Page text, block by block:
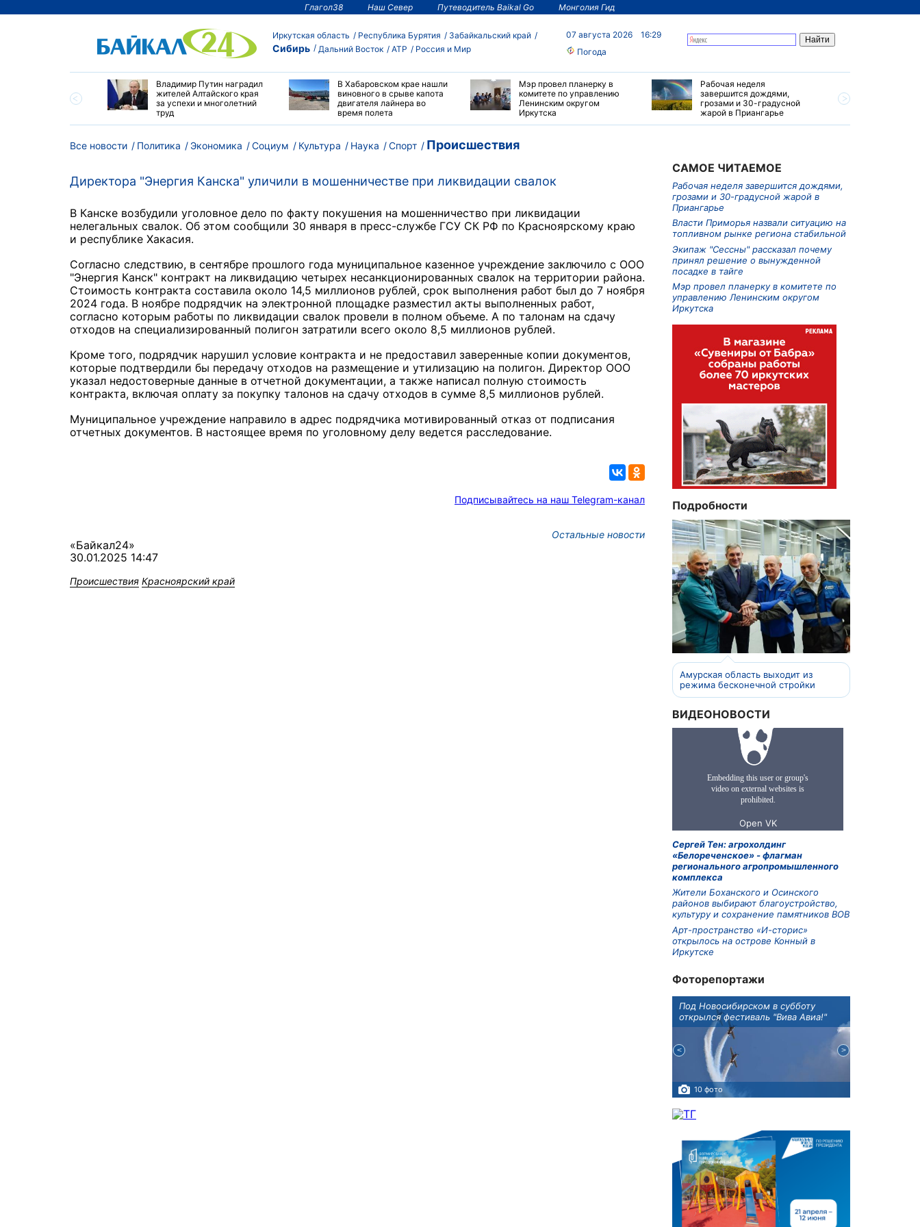
Глагол38 Наш Север Путеводитель Baikal Go Монголия Гид
Иркутская область Республика Бурятия Забайкальский край
Сибирь Дальний Восток АТР Россия и Мир
07 августа 2026
16:29
Погода
Байкале - новая
Владимир Путин наградил
жителей Алтайского края
за успехи и многолетний
труд
В Хабаровском крае нашли
виновного в срыве капота
двигателя лайнера во
время полета
Мэр провел планерку в
комитете по управлению
Ленинским округом
Иркутска
Рабочая неделя
завершится дождями,
грозами и 30-градусной
жарой в Приангарье
Все новости Политика Экономика Социум Культура Наука Спорт Происшествия
Директора "Энергия Канска" уличили в мошенничестве при ликвидации свалок
В Канске возбудили уголовное дело по факту покушения на мошенничество при ликвидации
нелегальных свалок. Об этом сообщили 30 января в пресс-службе ГСУ СК РФ по Красноярскому краю
и республике Хакасия.
Согласно следствию, в сентябре прошлого года муниципальное казенное учреждение заключило с ООО
"Энергия Канск" контракт на ликвидацию четырех несанкционированных свалок на территории района.
Стоимость контракта составила около 14,5 миллионов рублей, срок выполнения работ был до 7 ноября
2024 года. В ноябре подрядчик на электронной площадке разместил акты выполненных работ,
согласно которым работы по ликвидации свалок провели в полном объеме. А по талонам на сдачу
отходов на специализированный полигон затратили всего около 8,5 миллионов рублей.
Кроме того, подрядчик нарушил условие контракта и не предоставил заверенные копии документов,
которые подтвердили бы передачу отходов на размещение и утилизацию на полигон. Директор ООО
указал недостоверные данные в отчетной документации, а также написал полную стоимость
контракта, включая оплату за покупку талонов на сдачу отходов в сумме 8,5 миллионов рублей.
Муниципальное учреждение направило в адрес подрядчика мотивированный отказ от подписания
отчетных документов. В настоящее время по уголовному делу ведется расследование.
Подписывайтесь на наш Telegram-канал
Остальные новости
«Байкал24»
30.01.2025 14:47
Происшествия Красноярский край
САМОЕ ЧИТАЕМОЕ
Рабочая неделя завершится дождями,
грозами и 30-градусной жарой в
Приангарье
Власти Приморья назвали ситуацию на
топливном рынке региона стабильной
Экипаж "Сессны" рассказал почему
принял решение о вынужденной
посадке в тайге
Мэр провел планерку в комитете по
управлению Ленинским округом
Иркутска
Подробности
Амурская область выходит из
режима бесконечной стройки
ВИДЕОНОВОСТИ
Сергей Тен: агрохолдинг
«Белореченское» - флагман
регионального агропромышленного
комплекса
Жители Боханского и Осинского
районов выбирают благоустройство,
культуру и сохранение памятников ВОВ
Арт-пространство «И-сторис»
открылось на острове Конный в
Иркутске
Фоторепортажи
Под Новосибирском в субботу
открылся фестиваль "Вива Авиа!"
10 фото